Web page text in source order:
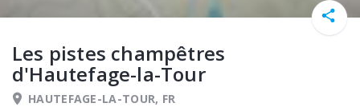
Les pistes champêtres
d'Hautefage-la-Tour
HAUTEFAGE-LA-TOUR, FR